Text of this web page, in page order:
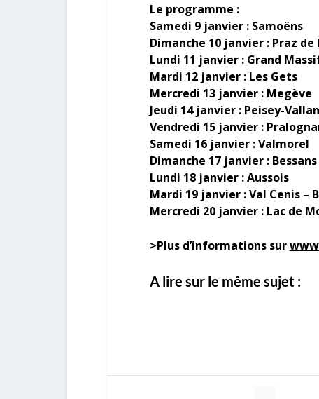
Le programme :
Samedi 9 janvier : Samoëns
Dimanche 10 janvier : Praz
Lundi 11 janvier : Grand
Mardi 12 janvier : Les Gets
Mercredi 13 janvier : Megève
Jeudi 14 janvier : Peisey-
Vendredi 15 janvier :
Samedi 16 janvier : Valmorel
Dimanche 17 janvier :
Lundi 18 janvier : Aussois
Mardi 19 janvier : Val Cenis –
Mercredi 20 janvier : Lac de
>Plus d’informations sur
A lire sur le même sujet :